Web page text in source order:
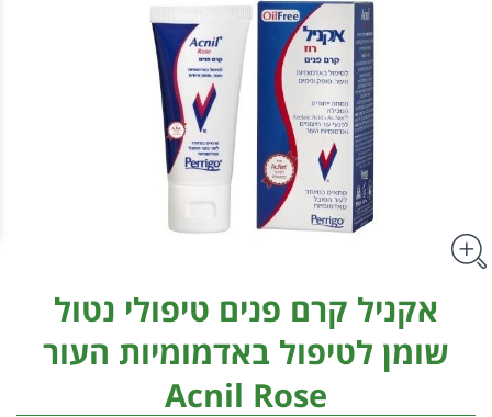
אקניל קרם פנים טיפולי נטול
שומן לטיפול באדמומיות העור
Acnil Rose